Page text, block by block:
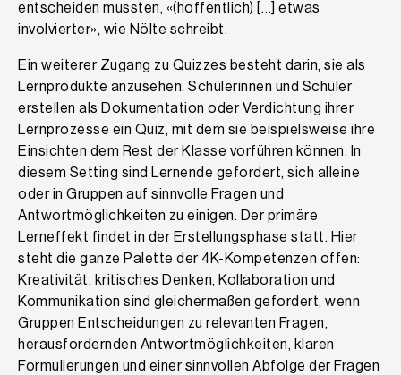
entscheiden mussten, «(hoffentlich) […] etwas
involvierter», wie Nölte schreibt.
Ein weiterer Zugang zu Quizzes besteht darin, sie als
Lernprodukte anzusehen. Schülerinnen und Schüler
erstellen als Dokumentation oder Verdichtung ihrer
Lernprozesse ein Quiz, mit dem sie beispielsweise ihre
Einsichten dem Rest der Klasse vorführen können. In
diesem Setting sind Lernende gefordert, sich alleine
oder in Gruppen auf sinnvolle Fragen und
Antwortmöglichkeiten zu einigen. Der primäre
Lerneffekt findet in der Erstellungsphase statt. Hier
steht die ganze Palette der 4K-Kompetenzen offen:
Kreativität, kritisches Denken, Kollaboration und
Kommunikation sind gleichermaßen gefordert, wenn
Gruppen Entscheidungen zu relevanten Fragen,
herausfordernden Antwortmöglichkeiten, klaren
Formulierungen und einer sinnvollen Abfolge der Fragen